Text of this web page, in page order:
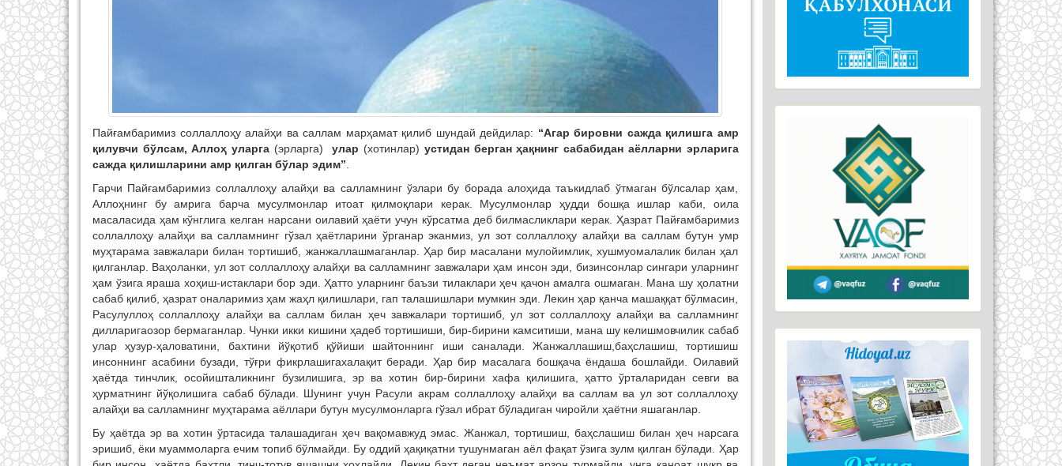
Пайғамбаримиз соллаллоҳу алайҳи ва саллам марҳамат қилиб шундай дейдилар: “Агар бировни сажда қилишга амр
қилувчи бўлсам, Аллоҳ уларга (эрларга) улар (хотинлар) устидан берган ҳақнинг сабабидан аёлларни эрларига
сажда қилишларини амр қилган бўлар эдим”
Гарчи Пайғамбаримиз соллаллоҳу алайҳи ва салламнинг ўзлари бу борада алоҳида таъкидлаб ўтмаган бўлсалар ҳам,
Аллоҳнинг бу амрига барча мусулмонлар итоат қилмоқлари керак. Мусулмонлар ҳудди бошқа ишлар каби, оила
масаласида ҳам кўнглига келган нарсани оилавий ҳаёти учун кўрсатма деб билмасликлари керак. Ҳазрат Пайғамбаримиз
соллаллоҳу алайҳи ва салламнинг гўзал ҳаётларини ўрганар эканмиз, ул зот соллаллоҳу алайҳи ва саллам бутун умр
муҳтарама завжалари билан тортишиб, жанжаллашмаганлар. Ҳар бир масалани мулойимлик, хушмуомалалик билан ҳал
қилганлар. Ваҳоланки, ул зот соллаллоҳу алайҳи ва салламнинг завжалари ҳам инсон эди, бизинсонлар сингари уларнинг
ҳам ўзига яраша хоҳиш-истаклари бор эди. Ҳатто уларнинг баъзи тилаклари ҳеч қачон амалга ошмаган. Мана шу ҳолатни
сабаб қилиб, ҳазрат оналаримиз ҳам жаҳл қилишлари, гап талашишлари мумкин эди. Лекин ҳар қанча машаққат бўлмасин,
Расулуллоҳ соллаллоҳу алайҳи ва саллам билан ҳеч завжалари тортишиб, ул зот соллаллоҳу алайҳи ва салламнинг
дилларигаозор бермаганлар. Чунки икки кишини ҳадеб тортишиши, бир-бирини камситиши, мана шу келишмовчилик сабаб
улар ҳузур-ҳаловатини, бахтини йўқотиб қўйиши шайтоннинг иши саналади. Жанжаллашиш,баҳслашиш, тортишиш
инсоннинг асабини бузади, тўғри фикрлашигахалақит беради. Ҳар бир масалага бошқача ёндаша бошлайди. Оилавий
ҳаётда тинчлик, осойишталикнинг бузилишига, эр ва хотин бир-бирини хафа қилишига, ҳатто ўрталаридан севги ва
ҳурматнинг йўқолишига сабаб бўлади. Шунинг учун Расули акрам соллаллоҳу алайҳи ва саллам ва ул зот соллаллоҳу
алайҳи ва салламнинг муҳтарама аёллари бутун мусулмонларга гўзал ибрат бўладиган чиройли ҳаётни яшаганлар.
Бу ҳаётда эр ва хотин ўртасида талашадиган ҳеч вақомавжуд эмас. Жанжал, тортишиш, баҳслашиш билан ҳеч нарсага
эришиб, ёки муаммоларга ечим топиб бўлмайди. Бу оддий ҳақиқатни тушунмаган аёл фақат ўзига зулм қилган бўлади. Ҳар